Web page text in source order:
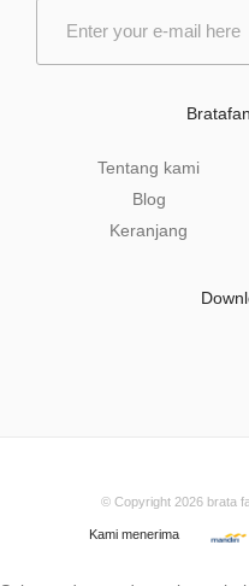
Tentang kami
Blog
Keranjang
Kami menerima
© Copyright 2026 brata